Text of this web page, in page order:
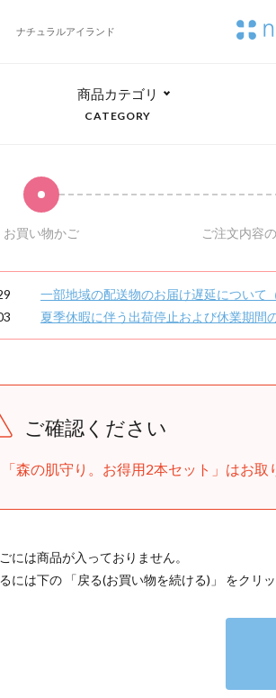
ナチュラルアイランド
商品カテゴリ
CATEGORY
お買い物かご ご注文内容
一部地域の配送物のお届け遅延について
夏季休暇に伴う出荷停止および休業期間
ご確認ください
「森の肌守り。お得用2本セット」はお取
には商品が入っておりません。
には下の 「戻る(お買い物を続ける)」 をクリッ